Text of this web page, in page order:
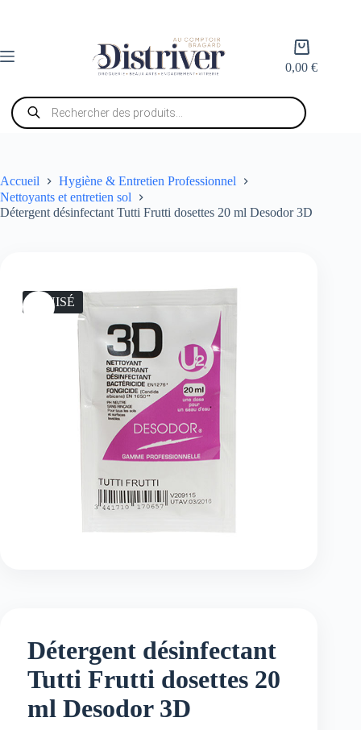
Panier
d’achat
0,00€
Recherche
de
produits
Accueil
Hygiène & Entretien Professionnel
Nettoyants et entretien sol
Détergent désinfectant Tutti Frutti dosettes 20 ml Desodor 3D
ÉPUISÉ
Détergent désinfectant
Tutti Frutti dosettes 20
ml Desodor 3D